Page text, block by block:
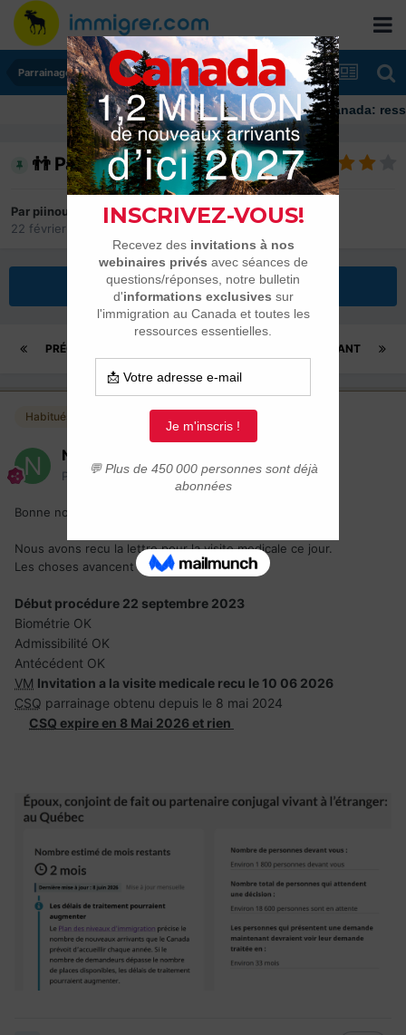
Parrainages et Mariages
Immigrer au Canada:
👬 Parrainage 2019-2026
Par piinoush
22 février 2019
Répondre à ce sujet
PRÉCÉDENT SUIVANT
Habitués
Nilblack
Posté(e)10 juin
Bonne nouvelle pour nous
Nous avons recu la lettre pour la visite medicale ce jour.
Les choses avancent
Début procédure 22 septembre 2023
Biométrie OK
Admissibilité OK
Antécédent OK
VM Invitation a la visite medicale recu le 10 06 2026
CSQ parrainage obtenu depuis le 8 mai 2024
CSQ expire en 8 Mai 2026 et rien